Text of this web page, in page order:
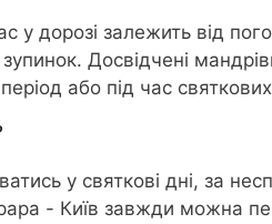
у дорозі залежить від
Досвідчені
або під час
у святкові дні, за
- Київ завжди можна